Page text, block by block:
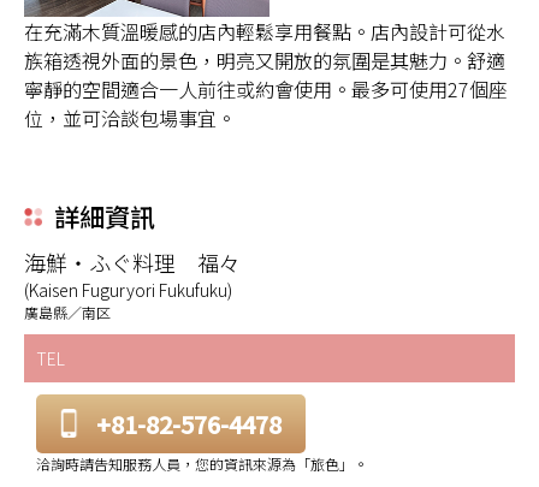
在充滿木質溫暖感的店內輕鬆享用餐點。店內設計可從水
族箱透視外面的景色，明亮又開放的氛圍是其魅力。舒適
寧靜的空間適合一人前往或約會使用。最多可使用27個座
位，並可洽談包場事宜。
詳細資訊
海鮮・ふぐ料理 福々
(Kaisen Fuguryori Fukufuku)
廣島縣／南区
TEL
+81-82-576-4478
洽詢時請告知服務人員，您的資訊來源為「旅色」。